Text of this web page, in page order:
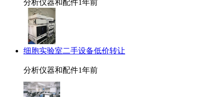
分析仪器和配件1年前
细胞实验室二手设备低价转让
分析仪器和配件1年前